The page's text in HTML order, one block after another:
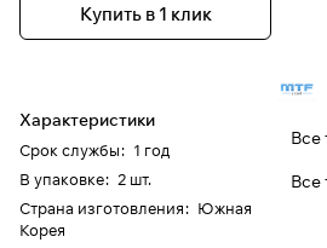
Купить в 1 клик
Характеристики
Срок службы: 1 год
В упаковке: 2 шт.
Страна изготовления: Южная
Корея
Все
Все